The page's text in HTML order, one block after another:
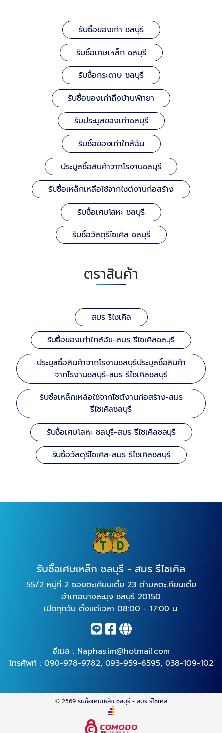
รับซื้อของเก่า ชลบุรี
รับซื้อเศษเหล็ก ชลบุรี
รับซื้อกระดาษ ชลบุรี
รับซื้อของเก่าถึงบ้านพัทยา
รับประมูลของเก่าชลบุรี
รับซื้อของเก่าใกล้ฉัน
ประมูลซื้อสินค้าจากโรงานชลบุรี
รับซื้อเหล็กเหลือใช้จากไซต์งานก่อสร้าง
รับซื้อเศษโลหะ ชลบุรี
รับซื้อวัสดุรีไซเคิล ชลบุรี
ตราสินค้า
สมร รีไซเคิล
รับซื้อของเก่าใกล้ฉัน-สมร รีไซเคิลชลบุรี
ประมูลซื้อสินค้าจากโรงานชลบุรีประมูลซื้อสินค้า
จากโรงานชลบุรี-สมร รีไซเคิลชลบุรี
รับซื้อเหล็กเหลือใช้จากไซต์งานก่อสร้าง-สมร
รีไซเคิลชลบุรี
รับซื้อเศษโลหะ ชลบุรี-สมร รีไซเคิลชลบุรี
รับซื้อวัสดุรีไซเคิล-สมร รีไซเคิลชลบุรี
รับซื้อเศษเหล็ก ชลบุรี - สมร รีไซเคิล
55/2 หมู่ที่ 2 ซอยตะเคียนเตี้ย 23 ตำบลตะเคียนเตี้ย
อำเภอบางละมุง ชลบุรี 20150
เปิดทุกวัน ตั้งแต่เวลา 08:00 - 17:00 น.
อีเมล : Naphas.im@hotmail.com
โทรศัพท์ : 090-978-9782, 093-959-6595, 038-109-102
© 2569 รับซื้อเศษเหล็ก ชลบุรี - สมร รีไซเคิล